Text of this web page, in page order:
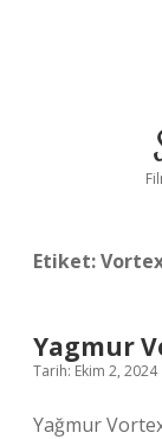
Etiket:
Yagmur
Tarih: Ekim 2, 2024
Yağmur